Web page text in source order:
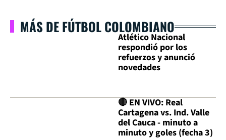
MÁS DE FÚTBOL COLOMBIANO
Atlético Nacional
respondió por los
refuerzos y anunció
novedades
🔴 EN VIVO: Real
Cartagena vs. Ind. Valle
del Cauca - minuto a
minuto y goles (fecha 3)